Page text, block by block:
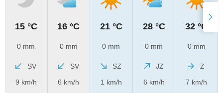
15 °C
0 mm
SV
9 km/h
16 °C
0 mm
SV
6 km/h
21 °C
0 mm
SZ
1 km/h
28 °C
0 mm
JZ
6 km/h
32 °C
0 mm
Z
7 km/h